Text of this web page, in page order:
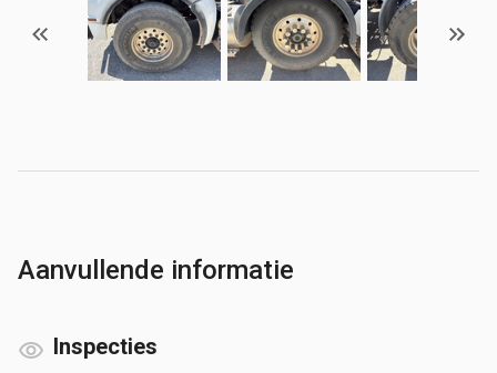
Aanvullende informatie
Inspecties